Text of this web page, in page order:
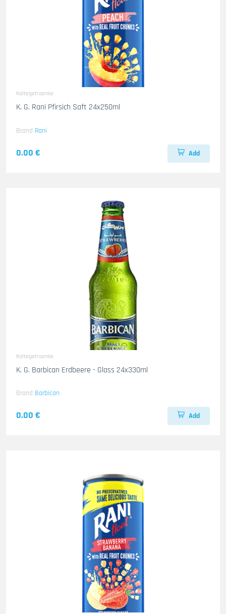
Kaltegetraenke
K. G. Rani Pfirsich Saft 24x250ml
Brand Rani
0.00 € Add
Kaltegetraenke
K. G. Barbican Erdbeere - Glass 24x330ml
Brand Barbican
0.00 € Add